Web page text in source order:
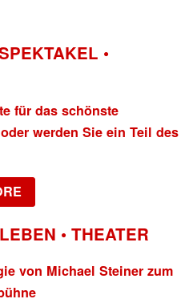
•
für das schönste
werden Sie ein Teil des
• THEATER
von Michael Steiner zum